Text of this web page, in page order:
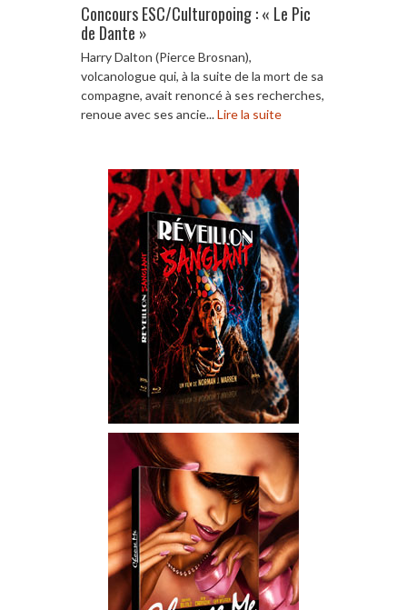
Concours ESC/Culturopoing : « Le Pic
de Dante »
Harry Dalton (Pierce Brosnan),
volcanologue qui, à la suite de la mort de sa
compagne, avait renoncé à ses recherches,
renoue avec ses ancie...Lire la suite